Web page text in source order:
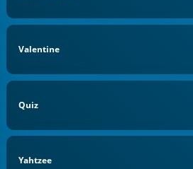
Valentine
Quiz
Yahtzee